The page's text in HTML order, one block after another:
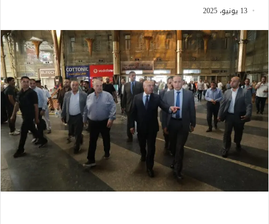
13 يونيو، 2025